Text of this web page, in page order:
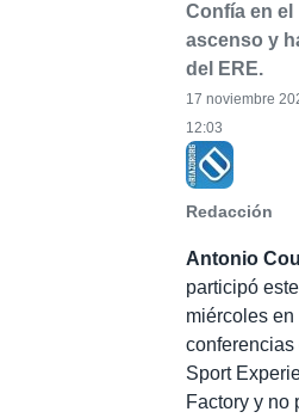
Confía en el
ascenso y
del ERE.
Redacción
17 noviembre
12:03
Antonio
participó este
miércoles en
conferencias
Sport
Factory y no